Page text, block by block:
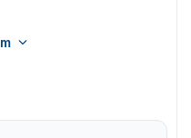
kiểm soát người ra vào
năng: